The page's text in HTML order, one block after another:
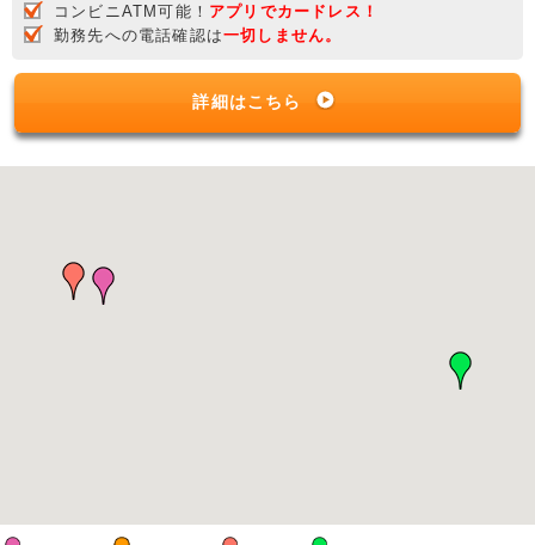
コンビニATM可能！ アプリでカードレス！
勤務先への電話確認は一切しません。
詳細はこちら